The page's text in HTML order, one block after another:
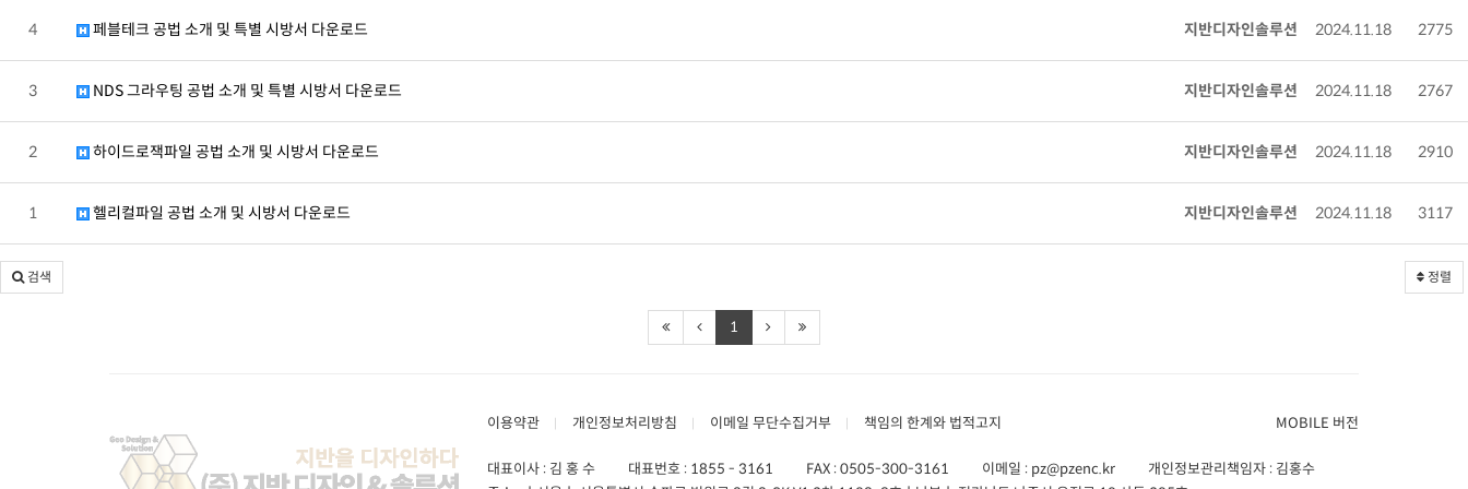
4 페블테크 공법 소개 및 특별 시방서 다운로드 지반디자인솔루션 2024.11.18 2775
3 NDS 그라우팅 공법 소개 및 특별 시방서 다운로드 지반디자인솔루션 2024.11.18 2767
2 하이드로잭파일 공법 소개 및 시방서 다운로드 지반디자인솔루션 2024.11.18 2910
1 헬리컬파일 공법 소개 및 시방서 다운로드 지반디자인솔루션 2024.11.18 3117
정렬
검색
1
이용약관 개인정보처리방침 이메일 무단수집거부 책임의 한계와 법적고지 MOBILE 버전
대표이사 : 김 홍 수 대표번호 : 1855 - 3161 FAX :0505-300-3161 이메일 : pz@pzenc.kr
개인정보관리책임자 : 김홍수